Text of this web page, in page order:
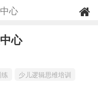
心
心
少儿逻辑思维培训